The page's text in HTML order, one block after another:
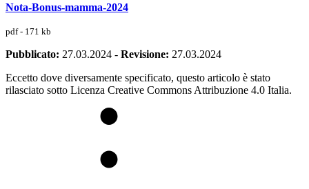
Nota-Bonus-mamma-2024
pdf - 171 kb
Pubblicato: 27.03.2024 - Revisione: 27.03.2024
Eccetto dove diversamente specificato, questo articolo è stato
rilasciato sotto Licenza Creative Commons Attribuzione 4.0 Italia.